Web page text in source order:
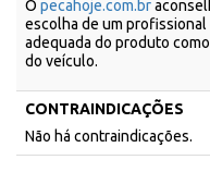
O pecahoje.com.br
escolha de um
adequada do produto
do veículo.
CONTRAINDICAÇÕES
Não há contraindicações.